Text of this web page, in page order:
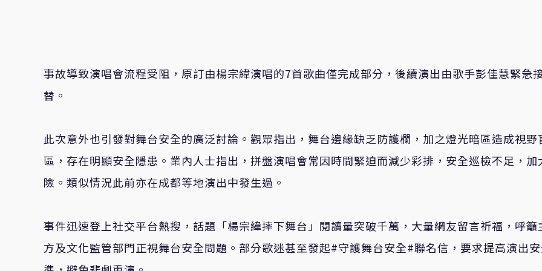
事故導致演唱會流程受阻，原訂由楊宗緯演唱的7首歌曲僅完成部分，後續演出由歌手彭佳慧緊急
替。
此次意外也引發對舞台安全的廣泛討論。觀眾指出，舞台邊緣缺乏防護欄，加之燈光暗區造成視野
區，存在明顯安全隱患。業內人士指出，拼盤演唱會常因時間緊迫而減少彩排，安全巡檢不足，加
險。類似情況此前亦在成都等地演出中發生過。
事件迅速登上社交平台熱搜，話題「楊宗緯摔下舞台」閱讀量突破千萬，大量網友留言祈福，呼籲
方及文化監管部門正視舞台安全問題。部分歌迷甚至發起#守護舞台安全#聯名信，要求提高演出